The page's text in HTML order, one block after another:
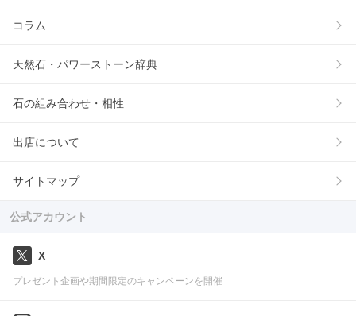
コラム
天然石・パワーストーン辞典
石の組み合わせ・相性
出店について
サイトマップ
公式アカウント
X
プレゼント企画や期間限定のキャンペーンを開催